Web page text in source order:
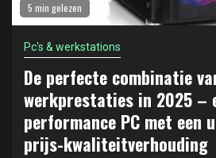
5 min gelezen
Pc's & werkstations
De perfecte combinatie
werkprestaties in 2025 –
performance PC met een
prijs-kwaliteitverhouding